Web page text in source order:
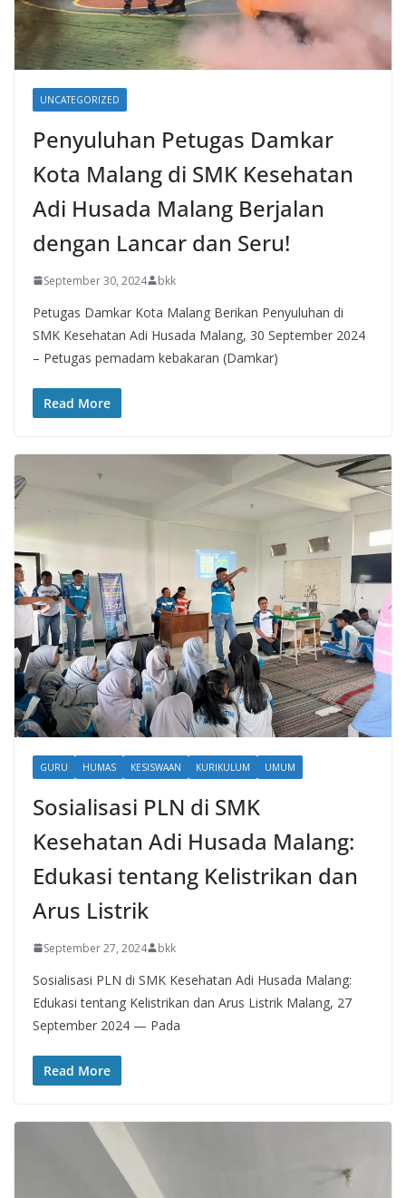
UNCATEGORIZED
Penyuluhan Petugas Damkar
Kota Malang di SMK Kesehatan
Adi Husada Malang Berjalan
dengan Lancar dan Seru!
September 30, 2024 bkk
Petugas Damkar Kota Malang Berikan Penyuluhan di
SMK Kesehatan Adi Husada Malang, 30 September 2024
– Petugas pemadam kebakaran (Damkar)
Read More
GURU HUMAS KESISWAAN KURIKULUM UMUM
Sosialisasi PLN di SMK
Kesehatan Adi Husada Malang:
Edukasi tentang Kelistrikan dan
Arus Listrik
September 27, 2024 bkk
Sosialisasi PLN di SMK Kesehatan Adi Husada Malang:
Edukasi tentang Kelistrikan dan Arus Listrik Malang, 27
September 2024 — Pada
Read More